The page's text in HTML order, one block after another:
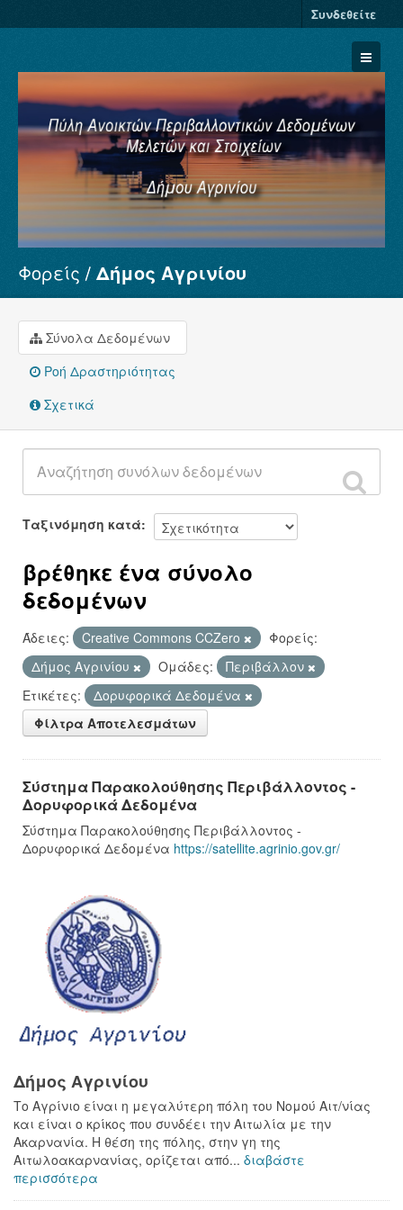
Συνδεθείτε
Σύνολα Δεδομένων
Φορείς
Ομάδες
Σχετικά
Φορείς Δήμος Αγρινίου
Σύνολα Δεδομένων
Ροή Δραστηριότητας
Σχετικά
Ταξινόμηση κατά
βρέθηκε ένα σύνολο
δεδομένων
Άδειες: Creative Commons CCZero
Φορείς:
Δήμος Αγρινίου
Ομάδες:
Περιβάλλον
Ετικέτες:
Δορυφορικά Δεδομένα
Φίλτρα Αποτελεσμάτων
Σύστημα Παρακολούθησης Περιβάλλοντος -
Δορυφορικά Δεδομένα
Σύστημα Παρακολούθησης Περιβάλλοντος -
Δορυφορικά Δεδομένα https://satellite.agrinio.gov.gr/
Δήμος Αγρινίου
Το Αγρίνιο είναι η μεγαλύτερη πόλη του Νομού Αιτ/νίας
και είναι ο κρίκος που συνδέει την Αιτωλία με την
Ακαρνανία. Η θέση της πόλης, στην γη της
Αιτωλοακαρνανίας, ορίζεται από... διαβάστε
περισσότερα